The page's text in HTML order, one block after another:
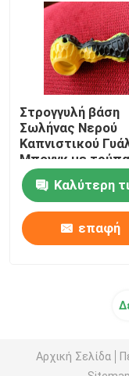
Στρογγυλή βάση
Σωλήνας Νερού
Καπνιστικού
Μπονγκ με τρύπα
υδατανθράκων και
παγοσυλλέκτη
Καλύτερη
επαφή
Αρχική Σελίδα